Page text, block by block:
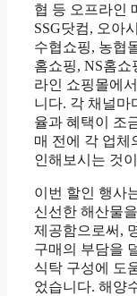
협 등 오프라인
SSG닷컴, 오아
수협쇼핑, 농협
홈쇼핑, NS홈쇼
라인 쇼핑몰에
니다. 각 채널마
율과 혜택이 조
매 전에 각 업체
인해보시는 것
이번 할인 행사
신선한 해산물
제공함으로써,
구매의 부담을
식탁 구성에 도
었습니다. 해양